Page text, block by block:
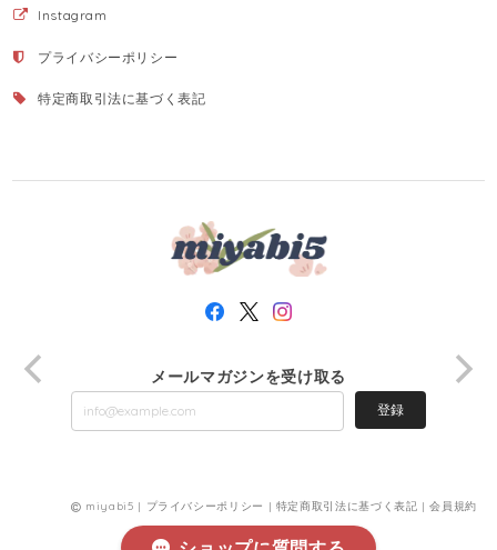
Instagram
プライバシーポリシー
特定商取引法に基づく表記
メールマガジンを受け取る
登録
miyabi5 | プライバシーポリシー | 特定商取引法に基づく表記 |会員規約